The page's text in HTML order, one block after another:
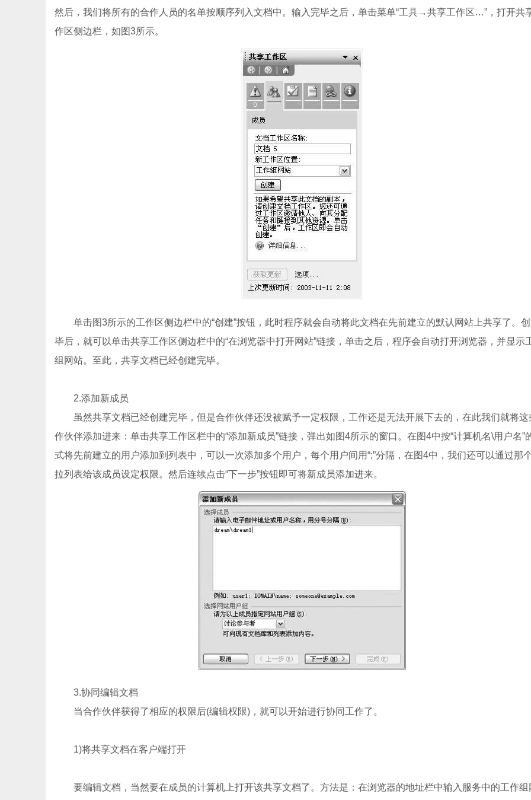
然后，我们将所有的合作人员的名单按顺序列入文档中。输入完毕之后，单击菜单“工具→共享工作区…”，打开共
作区侧边栏，如图3所示。
单击图3所示的工作区侧边栏中的“创建”按钮，此时程序就会自动将此文档在先前建立的默认网站上共享了。
毕后，就可以单击共享工作区侧边栏中的“在浏览器中打开网站”链接，单击之后，程序会自动打开浏览器，并显示
组网站。至此，共享文档已经创建完毕。
2.添加新成员
虽然共享文档已经创建完毕，但是合作伙伴还没被赋予一定权限，工作还是无法开展下去的，在此我们就将这
作伙伴添加进来：单击共享工作区栏中的“添加新成员”链接，弹出如图4所示的窗口。在图4中按“计算机名\用户名”
式将先前建立的用户添加到列表中，可以一次添加多个用户，每个用户间用“;”分隔，在图4中，我们还可以通过那
拉列表给该成员设定权限。然后连续点击“下一步”按钮即可将新成员添加进来。
3.协同编辑文档
当合作伙伴获得了相应的权限后(编辑权限)，就可以开始进行协同工作了。
1)将共享文档在客户端打开
要编辑文档，当然要在成员的计算机上打开该共享文档了。方法是：在浏览器的地址栏中输入服务中的工作组